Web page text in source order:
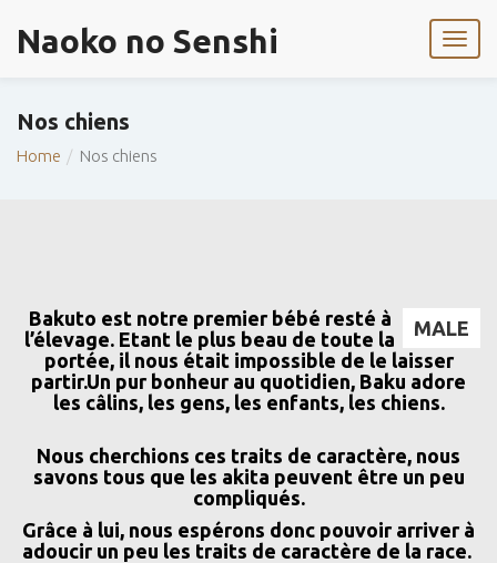
Naoko no Senshi
Nos chiens
Home Nos chiens
MALE
Bakuto est notre premier bébé resté à
l’élevage. Etant le plus beau de toute la
portée, il nous était impossible de le laisser
partir.Un pur bonheur au quotidien, Baku adore
les câlins, les gens, les enfants, les chiens.
Nous cherchions ces traits de caractère, nous
savons tous que les akita peuvent être un peu
compliqués.
Grâce à lui, nous espérons donc pouvoir arriver à
adoucir un peu les traits de caractère de la race.